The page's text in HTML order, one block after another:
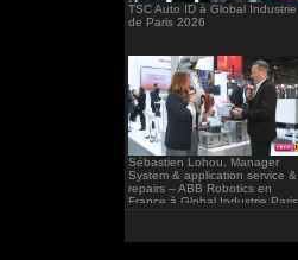
TSC Auto ID à Global Industrie
de Paris 2026
Sébastien Lohou, Manager
System & application service &
repairs – ABB Robotics en
France à Global Industrie Paris